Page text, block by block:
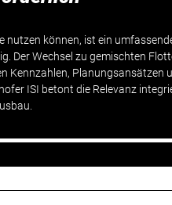
nutzen können, ist ein
Der Wechsel zu gemischten
Kennzahlen, Planungsansätzen
ISI betont die Relevanz